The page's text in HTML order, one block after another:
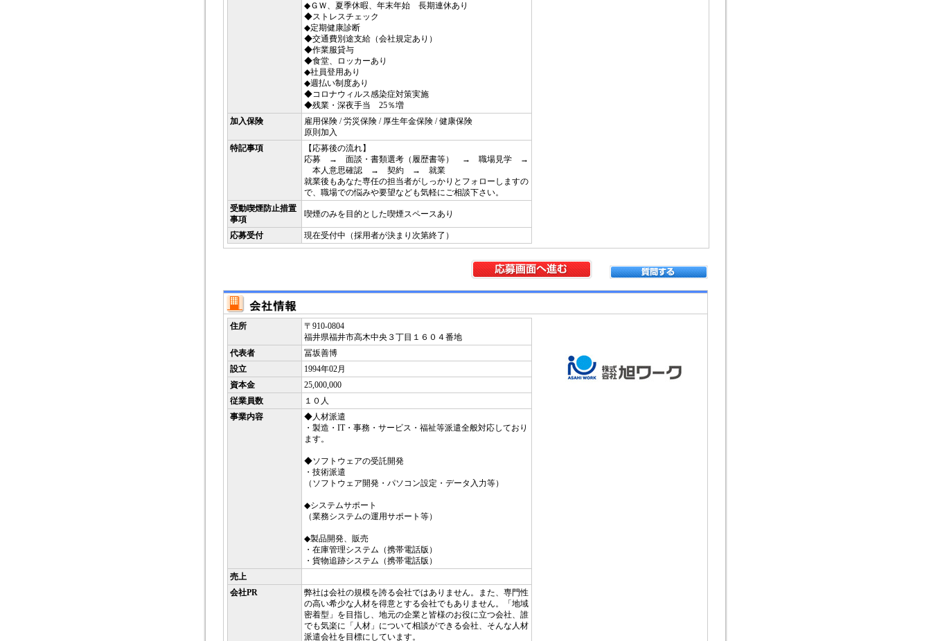
◆ＧＷ、夏季休暇、年末年始 長期連休あり
◆ストレスチェック
◆定期健康診断
◆交通費別途支給（会社規定あり）
◆作業服貸与
◆食堂、ロッカーあり
◆社員登用あり
◆週払い制度あり
◆コロナウィルス感染症対策実施
◆残業・深夜手当 25％増
加入保険
雇用保険 / 労災保険 / 厚生年金保険 / 健康保険
原則加入
特記事項
【応募後の流れ】
応募 → 面談・書類選考（履歴書等） → 職場見学 →
本人意思確認 → 契約 → 就業
就業後もあなた専任の担当者がしっかりとフォローしますの
で、職場での悩みや要望なども気軽にご相談下さい。
受動喫煙防止措置
事項
喫煙のみを目的とした喫煙スペースあり
応募受付 現在受付中（採用者が決まり次第終了）
住所
〒910-0804
福井県福井市高木中央３丁目１６０４番地
代表者
冨坂善博
設立
1994年02月
資本金
25,000,000
従業員数
１０人
事業内容
◆人材派遣
・製造・IT・事務・サービス・福祉等派遣全般対応しており
ます。
◆ソフトウェアの受託開発
・技術派遣
（ソフトウェア開発・パソコン設定・データ入力等）
◆システムサポート
（業務システムの運用サポート等）
◆製品開発、販売
・在庫管理システム（携帯電話版）
・貨物追跡システム（携帯電話版）
売上
会社PR
弊社は会社の規模を誇る会社ではありません。また、専門性
の高い希少な人材を得意とする会社でもありません。「地域
密着型」を目指し、地元の企業と皆様のお役に立つ会社、誰
でも気楽に「人材」について相談ができる会社、そんな人材
派遣会社を目標にしています。